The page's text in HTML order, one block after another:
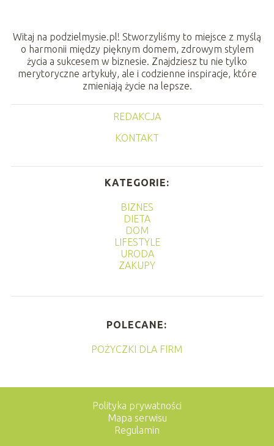
Witaj na podzielmysie.pl! Stworzyliśmy to miejsce z myślą
o harmonii między pięknym domem, zdrowym stylem
życia a sukcesem w biznesie. Znajdziesz tu nie tylko
merytoryczne artykuły, ale i codzienne inspiracje, które
zmieniają życie na lepsze.
REDAKCJA
KONTAKT
KATEGORIE:
BIZNES
DIETA
DOM
LIFESTYLE
URODA
ZAKUPY
POLECANE:
POŻYCZKI DLA FIRM
Polityka prywatności
Mapa serwisu
Regulamin